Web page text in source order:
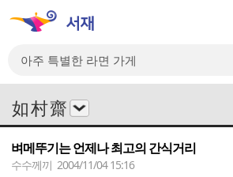
如 村 齋
벼메뚜기는 언제나 최고의 간식거리
수수께끼 2004/11/04 15:16